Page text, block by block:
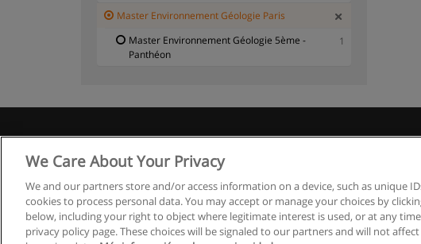
Master Environnement Géologie Paris
Master Environnement Géologie 5ème -
Panthéon
1
Copyright
We Care About Your Privacy
We and our partners store and/or access information on a device, such as unique
cookies to process personal data. You may accept or manage your choices by
below, including your right to object where legitimate interest is used, or at any
privacy policy page. These choices will be signaled to our partners and will not affect